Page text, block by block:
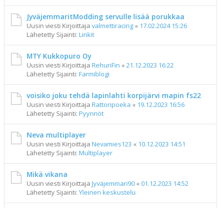
JyväjemmaritModding servulle lisää porukkaa
Uusin viesti Kirjoittaja valmettiracing « 17.02.2024 15:26
Lähetetty Sijainti: Linkit
MTY Kukkopuro Oy
Uusin viesti Kirjoittaja RehuriFin « 21.12.2023 16:22
Lähetetty Sijainti: Farmiblogi
voisiko joku tehdä lapinlahti korpijärvi mapin fs22
Uusin viesti Kirjoittaja Rattoripoeka « 19.12.2023 16:56
Lähetetty Sijainti: Pyynnöt
Neva multiplayer
Uusin viesti Kirjoittaja Nevamies123 « 10.12.2023 14:51
Lähetetty Sijainti: Multiplayer
Mikä vikana
Uusin viesti Kirjoittaja Jyväjemmari90 « 01.12.2023 14:52
Lähetetty Sijainti: Yleinen keskustelu